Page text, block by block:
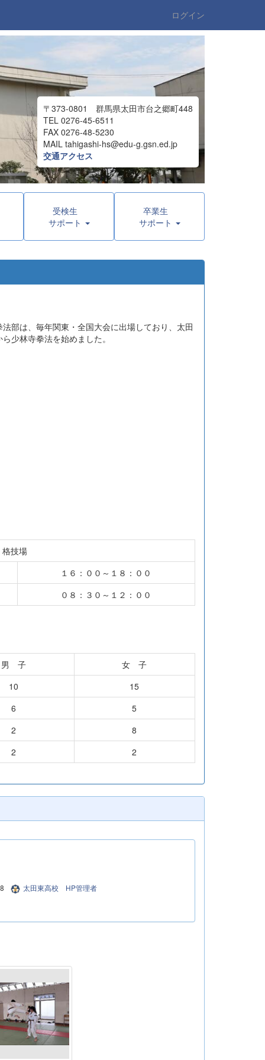
ログイン
〒373-0801 群馬県太田市台之郷町448
TEL 0276-45-6511
FAX 0276-48-5230
MAIL tahigashi-hs@edu-g.gsn.ed.jp
交通アクセス
受検生
サポート
卒業生
サポート
部は、毎年関東・全国大会に出場しており、太田
少林寺拳法を始めました。
格技場
１６：００～１８：００
０８：３０～１２：００
男 子
女 子
10
15
6
5
2
8
2 2
太田東高校 HP管理者